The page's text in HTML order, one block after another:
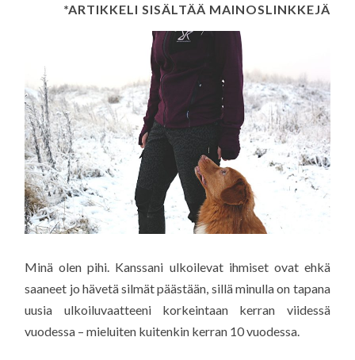
*ARTIKKELI SISÄLTÄÄ MAINOSLINKKEJÄ
Minä olen pihi. Kanssani ulkoilevat ihmiset ovat ehkä
saaneet jo hävetä silmät päästään, sillä minulla on tapana
uusia ulkoiluvaatteeni korkeintaan kerran viidessä
vuodessa – mieluiten kuitenkin kerran 10 vuodessa.